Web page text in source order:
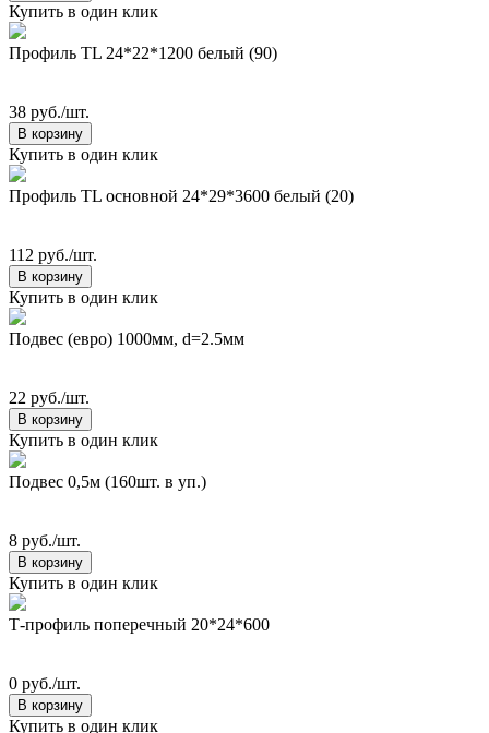
Купить в один клик
Профиль TL 24*22*1200 белый (90)
38 руб./шт.
В корзину
Купить в один клик
Профиль TL основной 24*29*3600 белый (20)
112 руб./шт.
В корзину
Купить в один клик
Подвес (евро) 1000мм, d=2.5мм
22 руб./шт.
В корзину
Купить в один клик
Подвес 0,5м (160шт. в уп.)
8 руб./шт.
В корзину
Купить в один клик
Т-профиль поперечный 20*24*600
0 руб./шт.
В корзину
Купить в один клик